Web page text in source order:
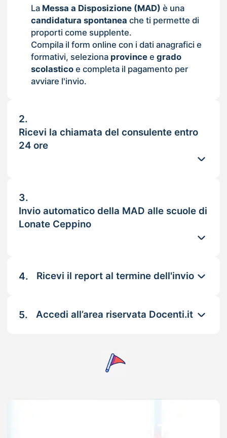
La Messa a Disposizione (MAD) è una
candidatura spontanea che ti permette di
proporti come supplente.
Compila il form online con i dati anagrafici e
formativi, seleziona provincee grado
scolasticoe completa il pagamento per
avviare l'invio.
2.
Ricevi la chiamata del consulente entro
24 ore
3.
Invio automatico della MAD alle scuole di
Lonate Ceppino
4. Ricevi il report al termine dell'invio
5. Accedi all’area riservata Docenti.it